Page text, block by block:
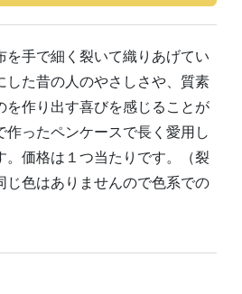
を手で細く裂いて織りあげてい
した昔の人のやさしさや、質素
を作り出す喜びを感じることが
作ったペンケースで長く愛用し
。価格は１つ当たりです。（裂
じ色はありませんので色系での